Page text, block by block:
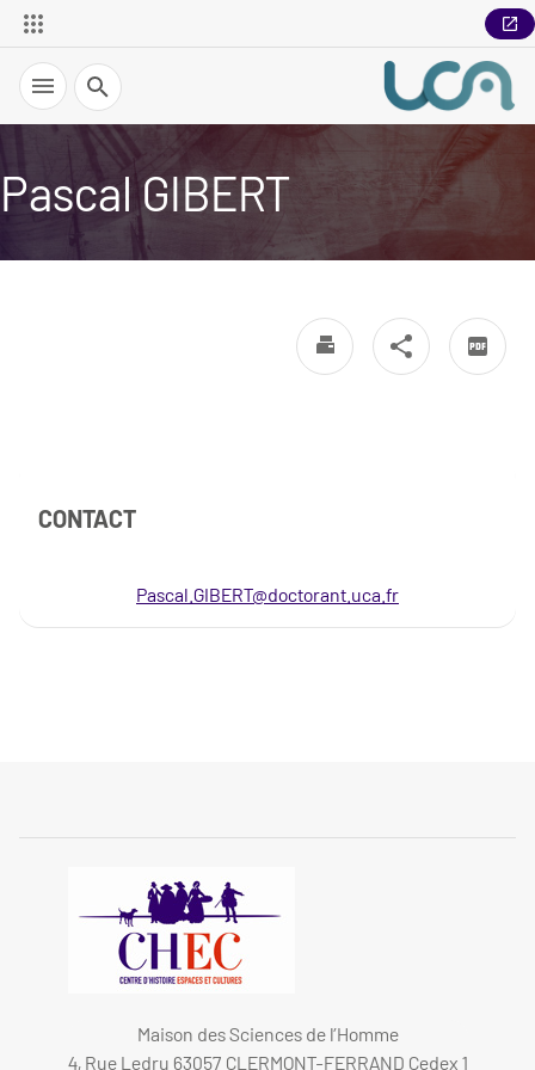
Recherche
Pascal GIBERT
CONTACT
Pascal.GIBERT@doctorant.uca.fr
Maison des Sciences de l’Homme
4, Rue Ledru 63057 CLERMONT-FERRAND Cedex 1